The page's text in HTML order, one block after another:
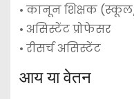
• कानून शिक्षक
• असिस्टेंट प्रोफेसर
• रीसर्च असिस्टेंट
आय या वेतन